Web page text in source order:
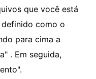
que você está
como o
para cima a
. Em seguida,